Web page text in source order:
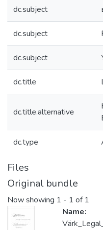
dc.subject
dc.subject
dc.subject
dc.title
dc.title.alternative
dc.type
Files
Original bundle
Now showing 1 - 1 of 1
Name: